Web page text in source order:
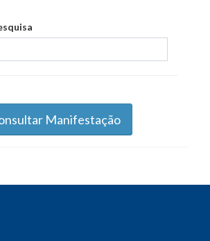
Manifestação